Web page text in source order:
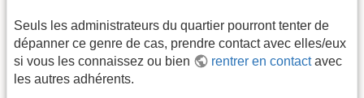
Seuls les administrateurs du quartier pourront tenter de
dépanner ce genre de cas, prendre contact avec elles/eux
si vous les connaissez ou bien
rentrer en contactavec
les autres adhérents.